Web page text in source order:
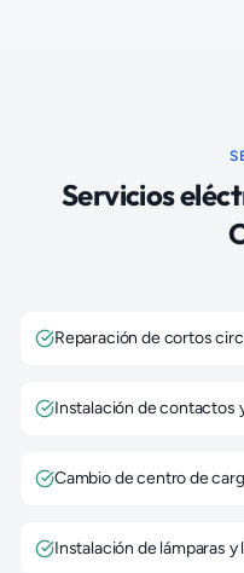
Servicios
Reparación de cortos
Instalación de contactos
Cambio de centro de
Instalación de lámparas y